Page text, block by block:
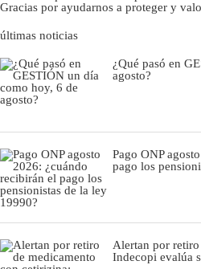
Gracias por ayudarnos a proteger y
últimas noticias
¿Qué pasó en
agosto?
Pago ONP
pago los
Alertan por
Indecopi evalúa